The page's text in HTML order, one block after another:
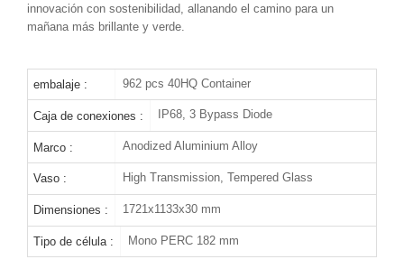
innovación con sostenibilidad, allanando el camino para un
mañana más brillante y verde.
embalaje : 962 pcs 40HQ Container
Caja de conexiones : IP68, 3 Bypass Diode
Marco : Anodized Aluminium Alloy
Vaso : High Transmission, Tempered Glass
Dimensiones : 1721x1133x30 mm
Tipo de célula : Mono PERC 182 mm